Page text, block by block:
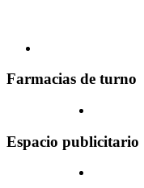
Farmacias de turno
Espacio publicitario